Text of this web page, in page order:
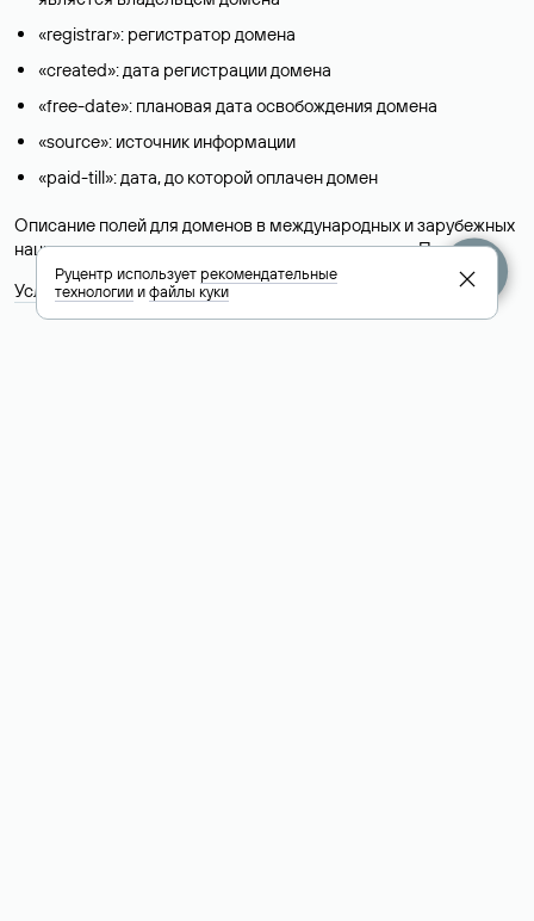
«registrar»: регистратор домена
«created»: дата регистрации домена
«free-date»: плановая дата освобождения домена
«source»: источник информации
«paid-till»: дата, до которой оплачен домен
Описание полей для доменов в международных и зарубежных
национальных доменах представлены в разделе «Помощь».
Условия использования Whois-сервиса
Руцентр используетрекомендательные
технологииифайлы куки